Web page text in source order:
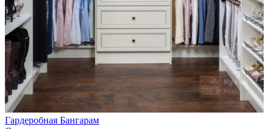
Гардеробная Бангарам